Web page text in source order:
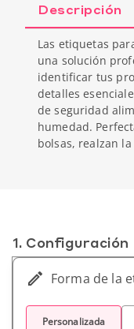
Descripción
Las etiquetas
una solución
identificar tus
detalles
de seguridad
humedad.
bolsas, realzan
1. Conf­iguración
Forma de la
Personalizada